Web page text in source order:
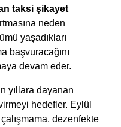
taksi şikayet
neden
yaşadıkları
başvuracağını
devam eder.
yıllara dayanan
hedefler. Eylül
dezenfekte